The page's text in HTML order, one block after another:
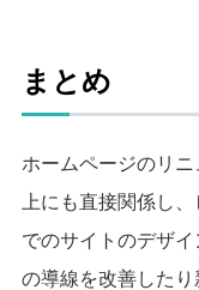
まとめ
ホームページのリ
上にも直接関係し
でのサイトのデザ
の導線を改善した